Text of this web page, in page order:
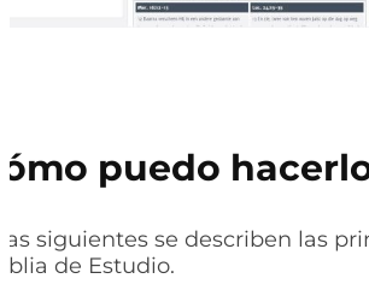
puedo
siguientes se describen las
de Estudio.